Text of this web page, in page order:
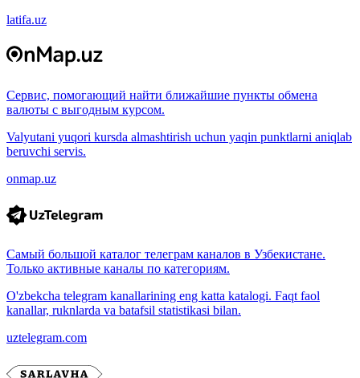
latifa.uz
Сервис, помогающий найти ближайшие пункты обмена
валюты с выгодным курсом.
Valyutani yuqori kursda almashtirish uchun yaqin punktlarni aniqlab
beruvchi servis.
onmap.uz
Самый большой каталог телеграм каналов в Узбекистане.
Только активные каналы по категориям.
O'zbekcha telegram kanallarining eng katta katalogi. Faqt faol
kanallar, ruknlarda va batafsil statistikasi bilan.
uztelegram.com